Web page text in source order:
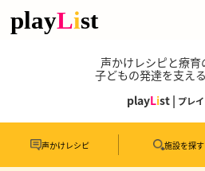
声かけレシピと療育
子どもの発達を支え
playList | プレ
声かけレシピ 施設を探す